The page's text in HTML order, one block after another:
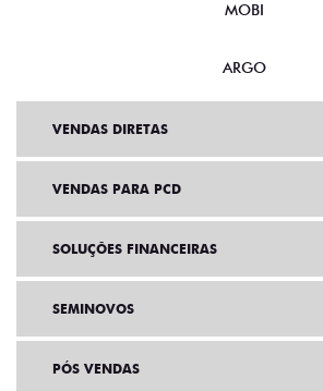
MOBI
ARGO
VENDAS DIRETAS
VENDAS PARA PCD
SOLUÇÕES FINANCEIRAS
SEMINOVOS
PÓS VENDAS